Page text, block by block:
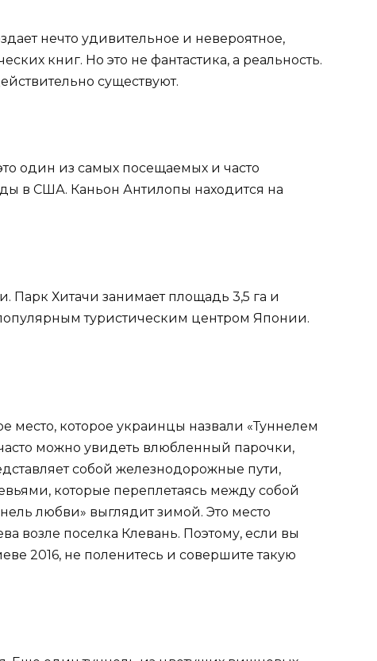
нечто удивительное и невероятное,
книг. Но это не фантастика, а реальность.
существуют.
один из самых посещаемых и часто
в США. Каньон Антилопы находится на
Парк Хитачи занимает площадь 3,5 га и
туристическим центром Японии.
место, которое украинцы назвали «Туннелем
можно увидеть влюбленный парочки,
собой железнодорожные пути,
которые переплетаясь между собой
любви» выглядит зимой. Это место
возле поселка Клевань. Поэтому, если вы
2016, не поленитесь и совершите такую